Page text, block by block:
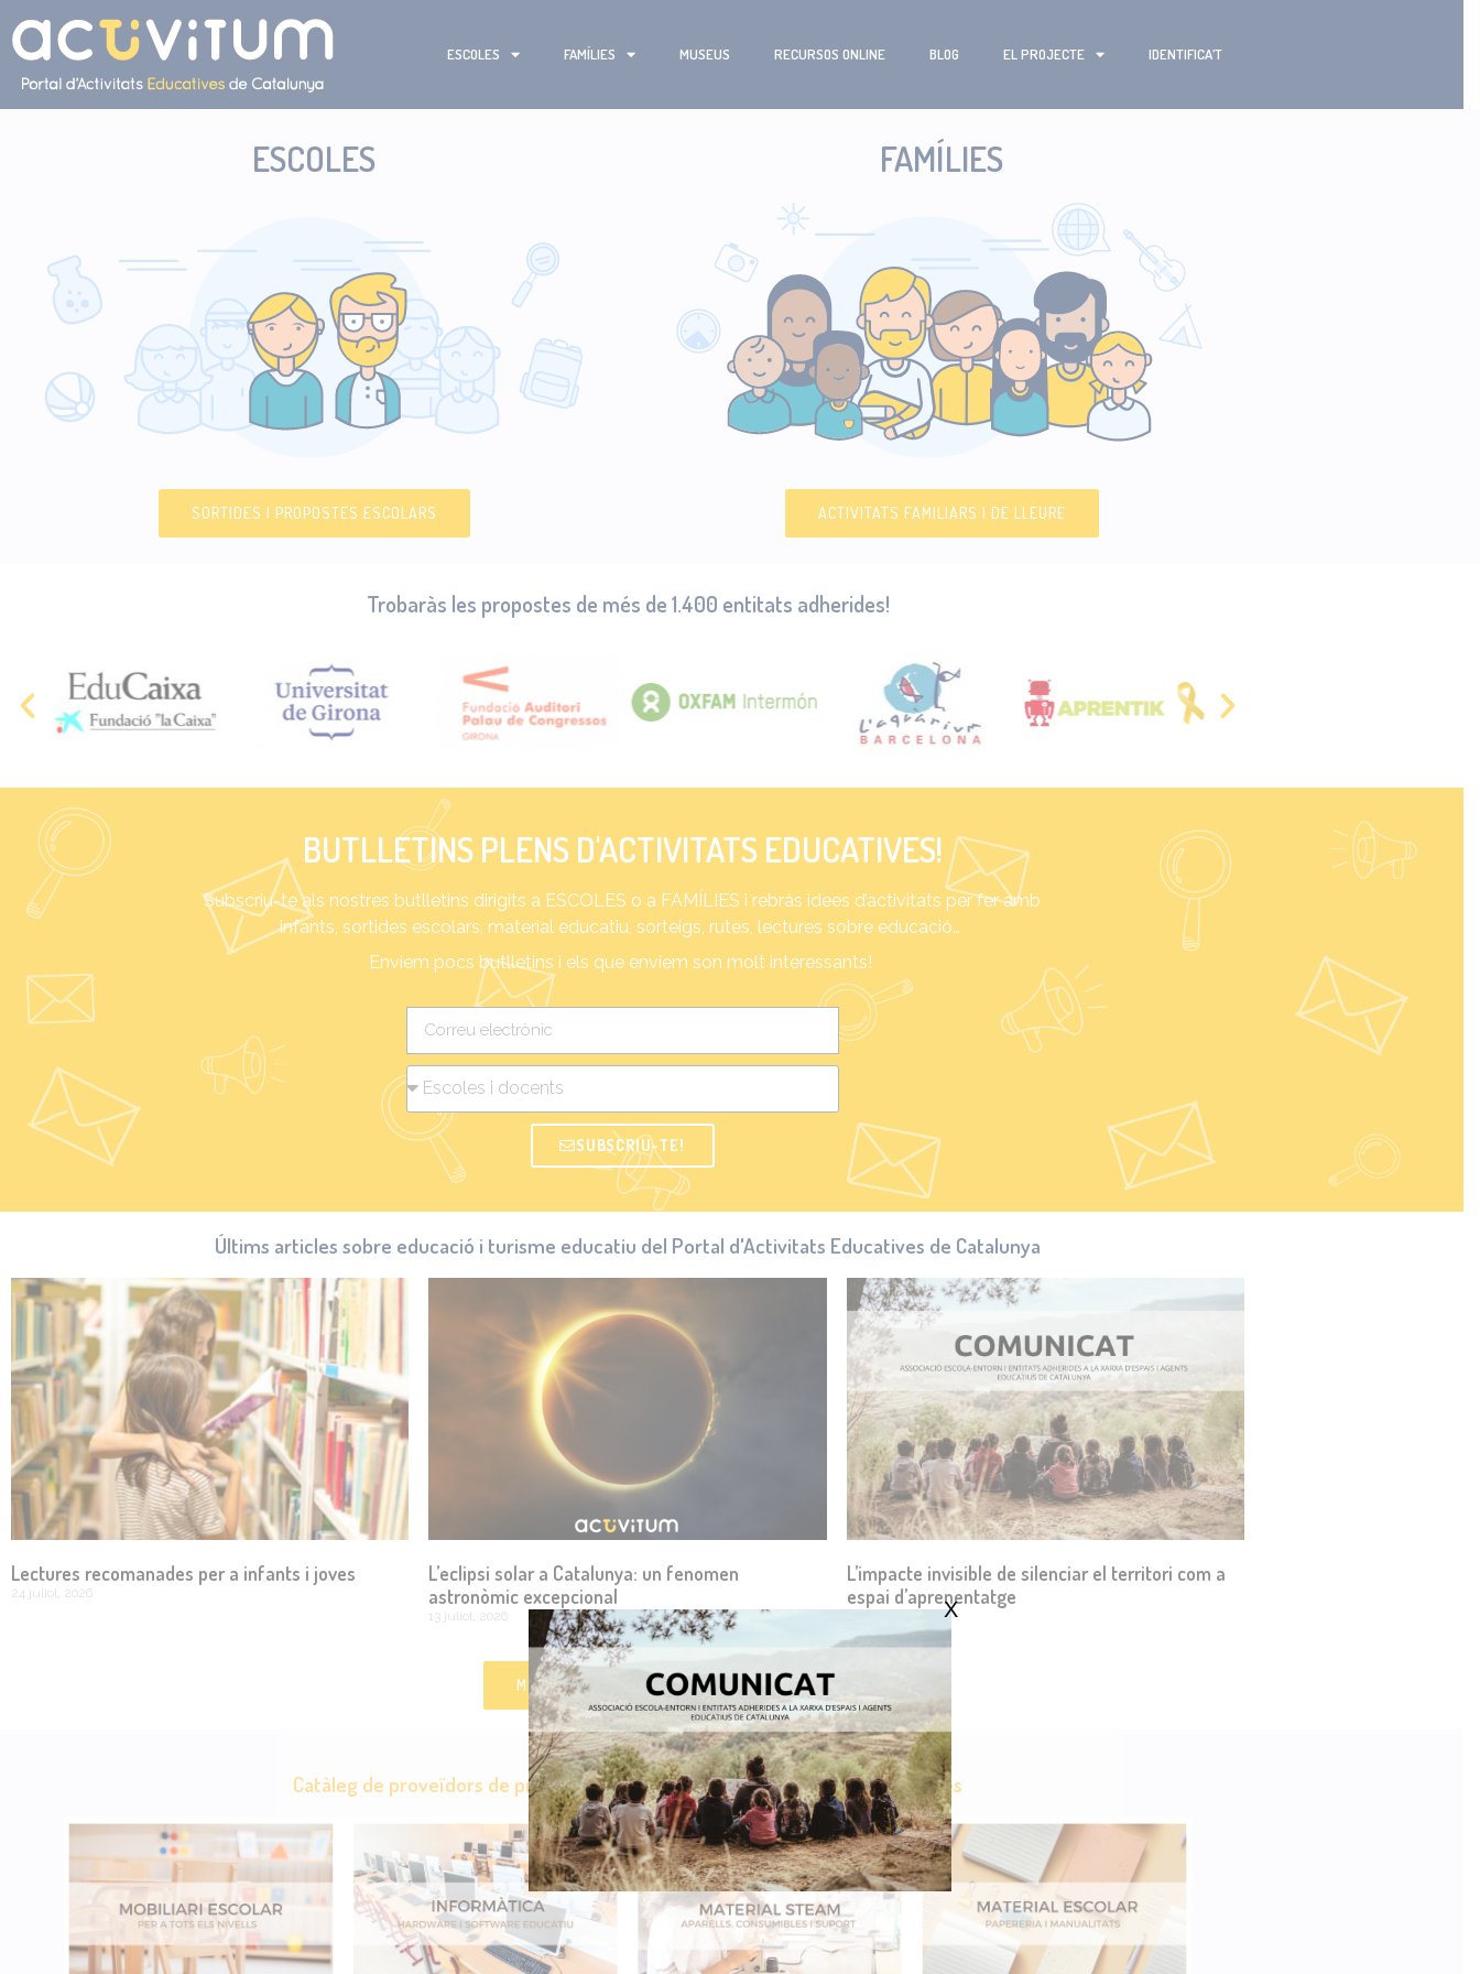
ESCOLES FAMÍLIES MUSEUS RECURSOS ONLINE BLOG EL PROJECTE IDENTIFICA’T
ESCOLES
SORTIDES I PROPOSTES ESCOLARS
FAMÍLIES
ACTIVITATS FAMILIARS I DE LLEURE
Trobaràs les propostes de més de 1.400 entitats adherides!
BUTLLETINS PLENS D'ACTIVITATS EDUCATIVES!
Subscriu-te als nostres butlletins dirigits a ESCOLES o a FAMÍLIES i rebràs idees d’activitats per fer amb
infants, sortides escolars, material educatiu, sorteigs, rutes, lectures sobre educació…
Enviem pocs butlletins i els que enviem son molt interessants!
SUBSCRIU-TE!
Últims articles sobre educació i turisme educatiu del Portal d'Activitats Educatives de Catalunya
Lectures recomanades per a infants i joves
24 juliol, 2026
L’eclipsi solar a Catalunya: un fenomen
astronòmic excepcional
13 juliol, 2026
L’impacte invisible de silenciar el territori com a
espai d’aprenentatge
MÉS LECTURES INTERESSANTS!
Catàleg de proveïdors de productes i serveis per escoles i entitats educatives
X